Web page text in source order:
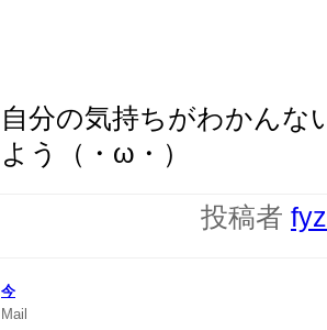
自分の気持ちがわかんな
よう（・ω・）
投稿者
今
Mail